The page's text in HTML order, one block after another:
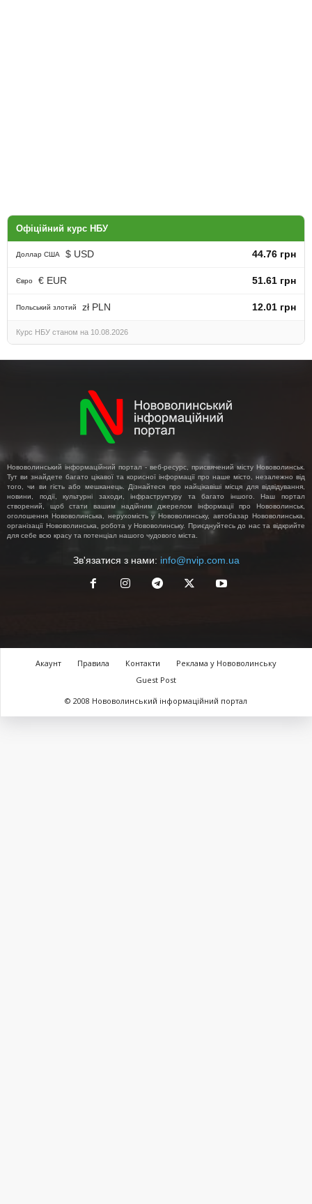
Офіційний курс НБУ
Доллар США $ USD 44.76 грн
Євро € EUR 51.61 грн
Польський злотий zł PLN 12.01 грн
Курс НБУ станом на 10.08.2026
Нововолинський інформаційний портал - веб-ресурс, присвячений місту Нововолинськ.
Тут ви знайдете багато цікавої та корисної інформації про наше місто, незалежно від
того, чи ви гість або мешканець. Дізнайтеся про найцікавіші місця для відвідування,
новини, події, культурні заходи, інфраструктуру та багато іншого. Наш портал
створений, щоб стати вашим надійним джерелом інформації про Нововолинськ,
оголошення Нововолинська, нерухомість у Нововолинську, автобазар Нововолинська,
організації Нововолинська, робота у Нововолинську. Приєднуйтесь до нас та відкрийте
для себе всю красу та потенціал нашого чудового міста.
Зв'язатися з нами: info@nvip.com.ua
Акаунт Правила Контакти
Реклама у Нововолинську
Guest Post
© 2008 Нововолинський інформаційний портал